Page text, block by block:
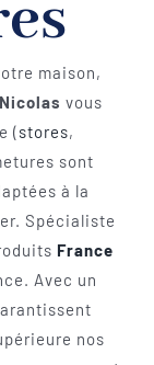
maison,
vous
(stores,
sont
à la
Spécialiste
France
Avec un
nos